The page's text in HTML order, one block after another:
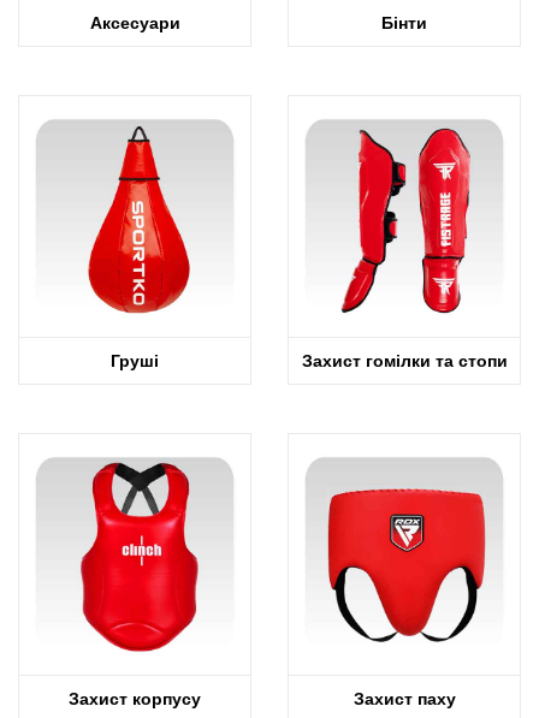
Аксесуари Бінти
Груші Захист гомілки та стопи
Захист корпусу Захист паху